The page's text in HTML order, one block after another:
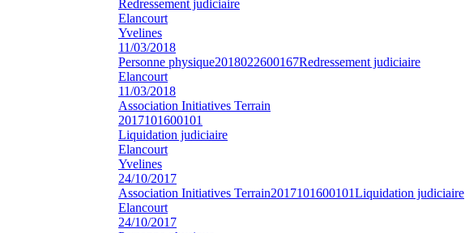
Redressement judiciaire
Elancourt
Yvelines
11/03/2018
Personne physique2018022600167Redressement judiciaire
Elancourt
11/03/2018
Association Initiatives Terrain
2017101600101
Liquidation judiciaire
Elancourt
Yvelines
24/10/2017
Association Initiatives Terrain2017101600101Liquidation judiciaire
Elancourt
24/10/2017